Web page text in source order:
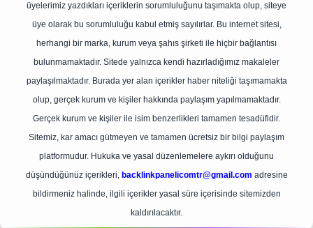
üyelerimiz yazdıkları içeriklerin sorumluluğunu taşımakta olup, siteye
üye olarak bu sorumluluğu kabul etmiş sayılırlar. Bu internet sitesi,
herhangi bir marka, kurum veya şahıs şirketi ile hiçbir bağlantısı
bulunmamaktadır. Sitede yalnızca kendi hazırladığımız makaleler
paylaşılmaktadır. Burada yer alan içerikler haber niteliği taşımamakta
olup, gerçek kurum ve kişiler hakkında paylaşım yapılmamaktadır.
Gerçek kurum ve kişiler ile isim benzerlikleri tamamen tesadüfidir.
Sitemiz, kar amacı gütmeyen ve tamamen ücretsiz bir bilgi paylaşım
platformudur. Hukuka ve yasal düzenlemelere aykırı olduğunu
düşündüğünüz içerikleri, backlinkpanelicomtr@gmail.com adresine
bildirmeniz halinde, ilgili içerikler yasal süre içerisinde sitemizden
kaldırılacaktır.